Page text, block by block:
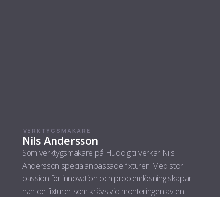
VERKTYGSMAKARE
Nils Andersson
Som verktygsmakare på Huddig tillverkar Nils
Andersson specialanpassade fixturer. Med stor
passion för innovation och problemlösning skapar
han de fixturer som krävs vid monteringen av en